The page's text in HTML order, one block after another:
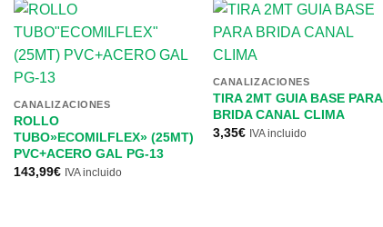
CANALIZACIONES
ROLLO
TUBO»ECOMILFLEX» (25MT)
PVC+ACERO GAL PG-13
143,99€ IVA incluido
CANALIZACIONES
TIRA 2MT GUIA BASE PARA
BRIDA CANAL CLIMA
3,35€ IVA incluido